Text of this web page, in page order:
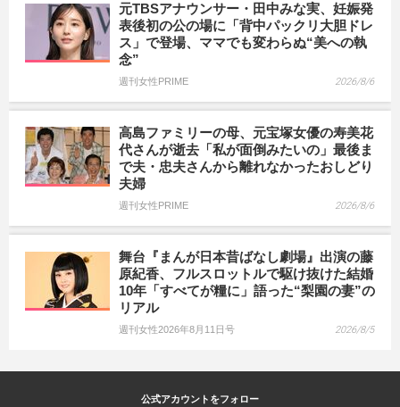
元TBSアナウンサー・田中みな実、妊娠発
表後初の公の場に「背中パックリ大胆ドレ
ス」で登場、ママでも変わらぬ“美への執
念”
週刊女性PRIME 2026/8/6
高島ファミリーの母、元宝塚女優の寿美花
代さんが逝去「私が面倒みたいの」最後ま
で夫・忠夫さんから離れなかったおしどり
夫婦
週刊女性PRIME 2026/8/6
舞台『まんが日本昔ばなし劇場』出演の藤
原紀香、フルスロットルで駆け抜けた結婚
10年「すべてが糧に」語った“梨園の妻”の
リアル
週刊女性2026年8月11日号 2026/8/5
公式アカウントをフォロー